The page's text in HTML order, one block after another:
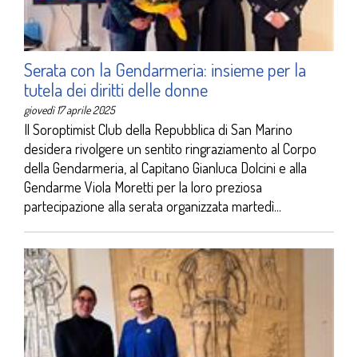
Serata con la Gendarmeria: insieme per la
tutela dei diritti delle donne
giovedì 17 aprile 2025
Il Soroptimist Club della Repubblica di San Marino
desidera rivolgere un sentito ringraziamento al Corpo
della Gendarmeria, al Capitano Gianluca Dolcini e alla
Gendarme Viola Moretti per la loro preziosa
partecipazione alla serata organizzata martedì...